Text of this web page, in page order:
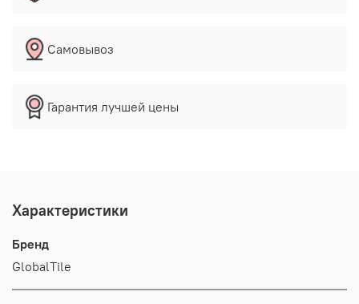
Самовывоз
Гарантия лучшей цены
Характеристики
Бренд
GlobalTile